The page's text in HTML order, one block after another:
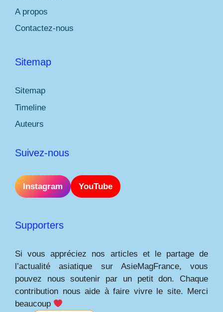
A propos
Contactez-nous
Sitemap
Sitemap
Timeline
Auteurs
Suivez-nous
Instagram YouTube
Supporters
Si vous appréciez nos articles et le partage de
l’actualité asiatique sur AsieMagFrance, vous
pouvez nous soutenir par un petit don. Chaque
contribution nous aide à faire vivre le site. Merci
beaucoup